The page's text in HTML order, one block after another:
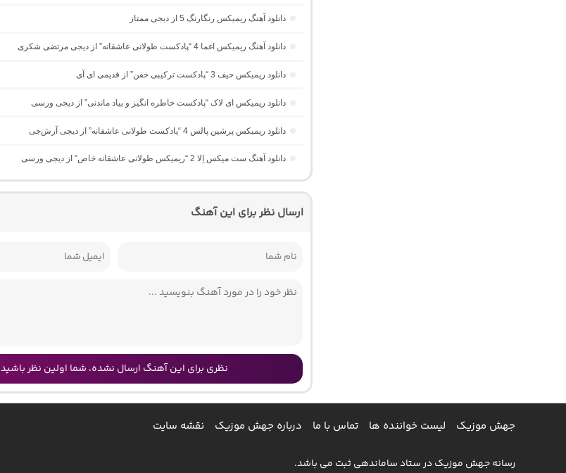
دانلود آهنگ ریمیکس رنگارنگ 5 از دیجی ممتاز
دانلود آهنگ ریمیکس اغما 4 “پادکست طولانی عاشقانه” از دیجی مرتضی شکری
دانلود ریمیکس حیف 3 “پادکست ترکیبی خفن” از قدیمی ای آی
دانلود ریمیکس ای لاک “پادکست خاطره انگیز و بیاد ماندنی” از دیجی ورسی
دانلود ریمیکس پرشین پالس 4 “پادکست طولانی عاشقانه” از دیجی آرش‌جی
دانلود آهنگ ست میکس اِلا 2 “ریمیکس طولانی عاشقانه خاص” از دیجی ورسی
ارسال نظر برای این آهنگ
نظری برای این آهنگ ارسال نشده، شما اولین نظر باشید
جهش موزیک لیست خواننده ها تماس با ما درباره جهش موزیک نقشه سایت
رسانه جهش موزیک در ستاد ساماندهی ثبت می باشد.